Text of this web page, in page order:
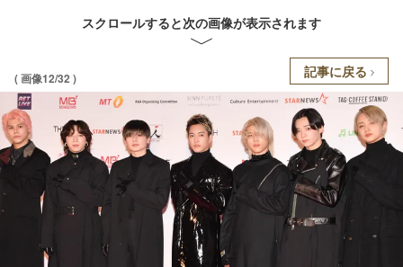
スクロールすると次の画像が表示されます
( 画像12/32 ) 記事に戻る